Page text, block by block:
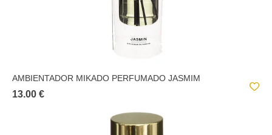
AMBIENTADOR MIKADO PERFUMADO JASMIM
13.00 €